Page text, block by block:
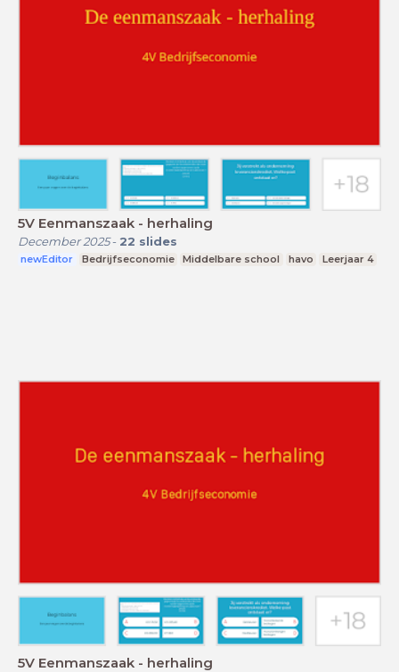
5V Eenmanszaak - herhaling
December 2025- 22 slides
newEditor Bedrijfseconomie Middelbare school havo Leerjaar 4
5V Eenmanszaak - herhaling